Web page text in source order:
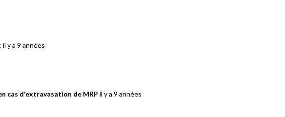
il y a 9 années
cas d'extravasation de MRP il y a 9 années